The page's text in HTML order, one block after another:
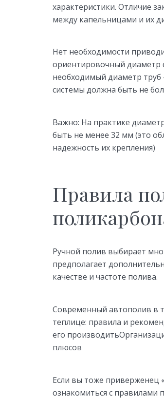
характеристики. Отличие
между капельницами и их
Нет необходимости
ориентировочный диаметр
необходимый диаметр
системы должна быть не
Важно: На практике
быть не менее 32 мм (это
надежность их крепления)
Правила
Ручной полив выбирает
предполагает
качестве и частоте полива.
Современный автополив в
теплице: правила и
его
плюсов
Если вы тоже приверженец
ознакомиться с правилами